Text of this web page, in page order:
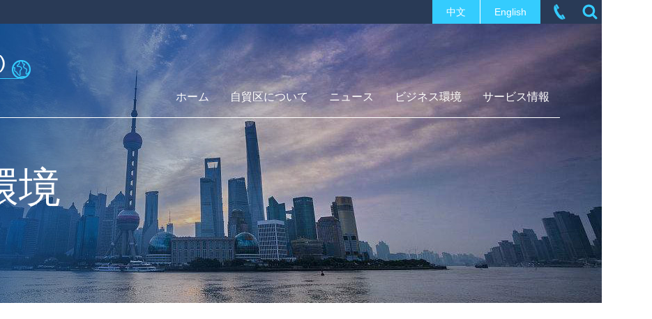
中文 English
ホーム 自貿区について ニュース ビジネス環境 サービス情報
境